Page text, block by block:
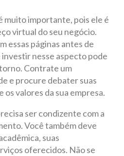
muito importante, pois ele é
virtual do seu negócio.
essas páginas antes de
nesse aspecto pode
Contrate um
e procure debater suas
os valores da sua empresa.
ser condizente com a
Você também deve
suas
oferecidos. Não se